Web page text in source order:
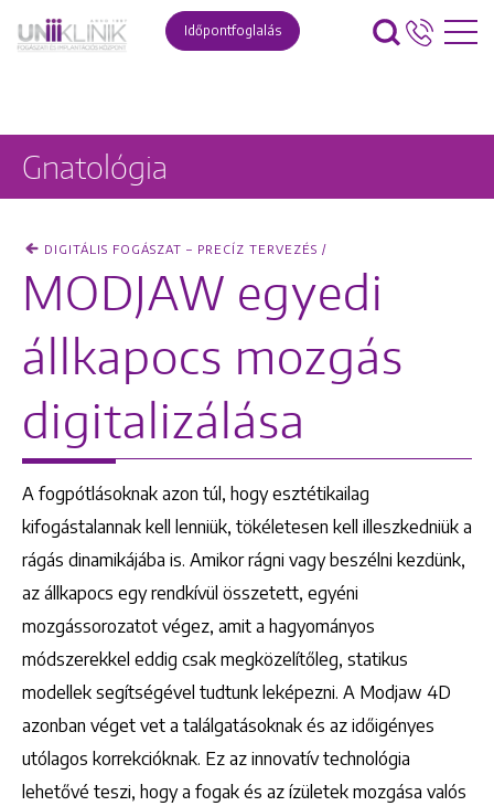
Időpontfoglalás
Gnatológia
DIGITÁLIS FOGÁSZAT – PRECÍZ TERVEZÉS /
MODJAW egyedi
állkapocs mozgás
digitalizálása
A fogpótlásoknak azon túl, hogy esztétikailag
kifogástalannak kell lenniük, tökéletesen kell illeszkedniük a
rágás dinamikájába is. Amikor rágni vagy beszélni kezdünk,
az állkapocs egy rendkívül összetett, egyéni
mozgássorozatot végez, amit a hagyományos
módszerekkel eddig csak megközelítőleg, statikus
modellek segítségével tudtunk leképezni. A Modjaw 4D
azonban véget vet a találgatásoknak és az időigényes
utólagos korrekcióknak. Ez az innovatív technológia
lehetővé teszi, hogy a fogak és az ízületek mozgása valós